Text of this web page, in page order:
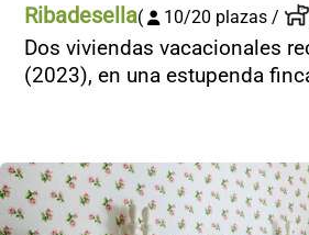
Ribadesella( 10/20 plazas /
Dos viviendas vacacionales
(2023), en una estupenda